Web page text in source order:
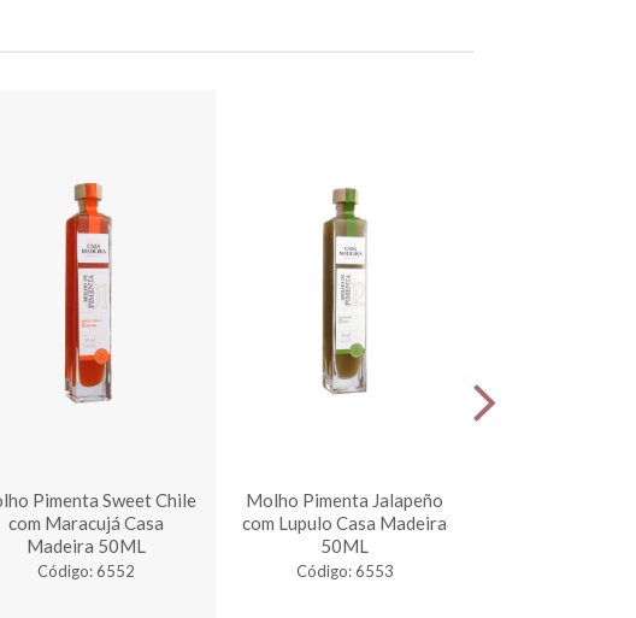
Pimenta Sweet Chile
com Maracujá Casa
Madeira 50ML
Código: 6552
Molho Pimenta Jalapeño
com Lupulo Casa Madeira
50ML
Código: 6553